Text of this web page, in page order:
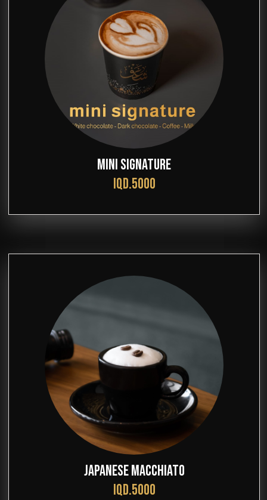
MINI SIGNATURE
IQD.5000
JAPANESE MACCHIATO
IQD.5000